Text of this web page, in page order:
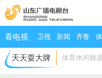
看电视 卫视 新闻 齐鲁
天天耍大牌 体育休闲频道